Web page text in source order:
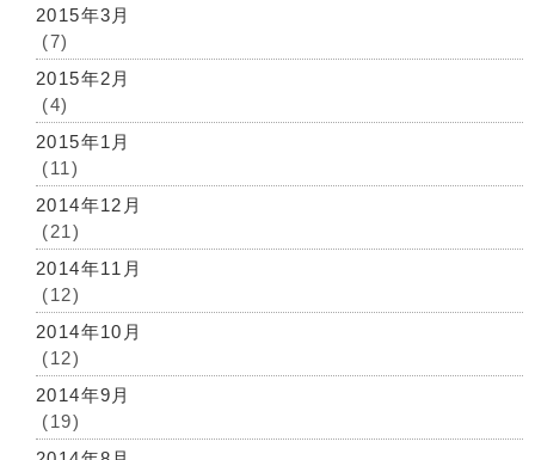
2015年3月
(7)
2015年2月
(4)
2015年1月
(11)
2014年12月
(21)
2014年11月
(12)
2014年10月
(12)
2014年9月
(19)